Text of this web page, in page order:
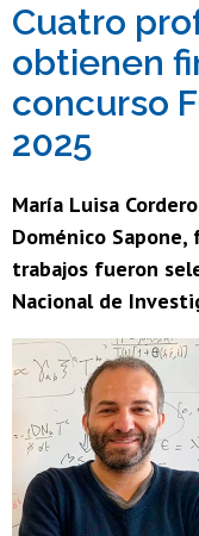
Cuatro
obtienen
concurso
2025
María Luisa
Doménico
trabajos fueron
Nacional de